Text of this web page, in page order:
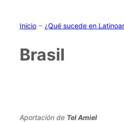
Inicio − ¿Qué sucede en
Brasil
Aportación de Tel Amiel